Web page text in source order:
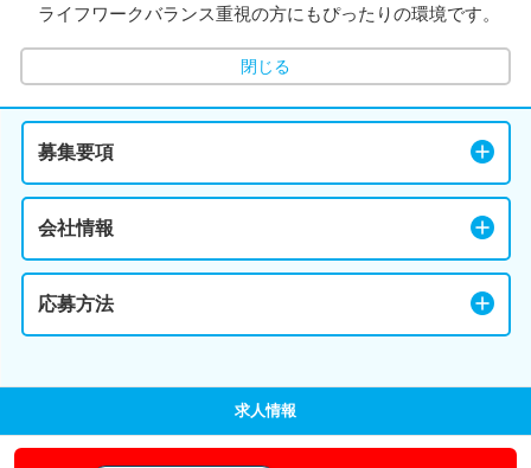
ライフワークバランス重視の方にもぴったりの環境です。
閉じる
募集要項
会社情報
応募方法
求人情報